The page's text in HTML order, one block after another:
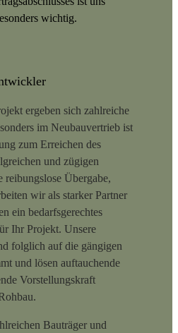
wichtig.
ergeben sich zahlreiche
im Neubauvertrieb ist
zum Erreichen des
und zügigen
Übergabe,
wir als starker Partner
ein bedarfsgerechtes
Ihr Projekt. Unsere
folglich auf die gängigen
und lösen auftauchende
Vorstellungskraft
Bauträger und